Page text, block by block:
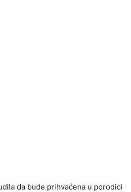
da bude prihvaćena u porodici